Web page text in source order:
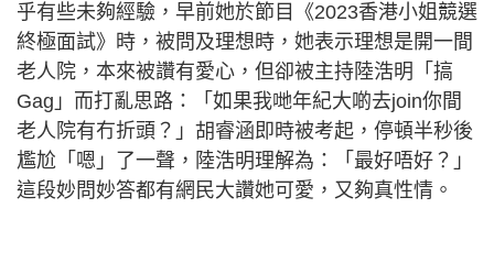
乎有些未夠經驗，早前她於節目《2023香港小姐競選
終極面試》時，被問及理想時，她表示理想是開一間
老人院，本來被讚有愛心，但卻被主持陸浩明「搞
Gag」而打亂思路：「如果我哋年紀大啲去join你間
老人院有冇折頭？」胡睿涵即時被考起，停頓半秒後
尷尬「嗯」了一聲，陸浩明理解為：「最好唔好？」
這段妙問妙答都有網民大讚她可愛，又夠真性情。